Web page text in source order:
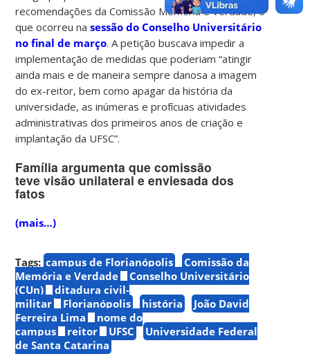
recomendações da Comissão Memória e Verdade, o
que ocorreu nasessão do Conselho Universitário
no final de março. A petição buscava impedir a
implementação de medidas que poderiam “atingir
ainda mais e de maneira sempre danosa a imagem
do ex-reitor, bem como apagar da história da
universidade, as inúmeras e profícuas atividades
administrativas dos primeiros anos de criação e
implantação da UFSC”.
Família argumenta que comissão
teve visão unilateral e enviesada dos
fatos
(mais…)
Tags: campus de Florianópolis
Comissão da
Memória e Verdade
Conselho Universitário
(CUn)
ditadura civil-
militar
Florianópolis história
João David
Ferreira Lima
nome do
campus
reitor UFSC
Universidade Federal
de Santa Catarina